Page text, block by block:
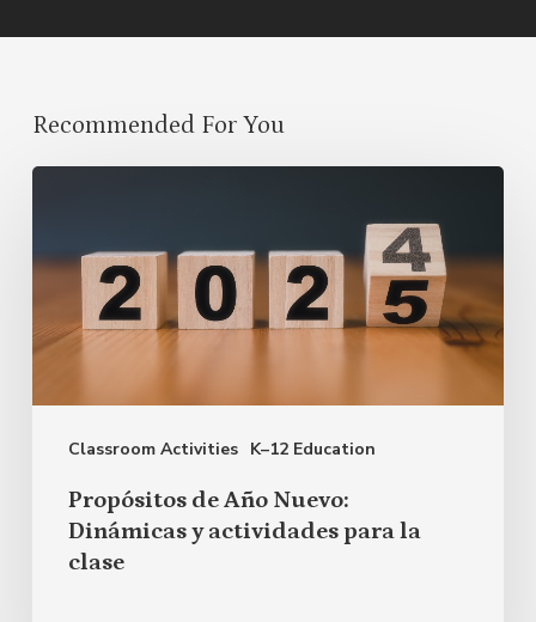
Recommended For You
Classroom Activities K–12 Education
Año
Dinámicas
actividades
para
clase
Propósitos de Año Nuevo:
Dinámicas y actividades para la
clase